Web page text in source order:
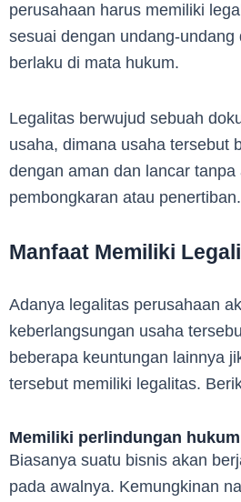
perusahaan harus memiliki
sesuai dengan undang-undang
berlaku di mata hukum.
Legalitas berwujud sebuah
usaha, dimana usaha tersebut
dengan aman dan lancar tanpa
pembongkaran atau penertiban.
Manfaat Memiliki
Adanya legalitas perusahaan
keberlangsungan usaha
beberapa keuntungan lainnya
tersebut memiliki legalitas.
Memiliki perlindungan hukum
Biasanya suatu bisnis akan
pada awalnya. Kemungkinan